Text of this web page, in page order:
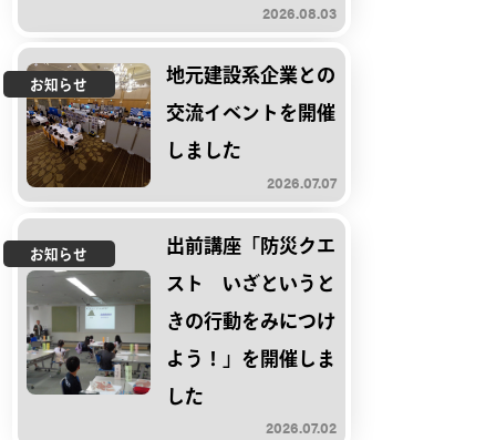
2026.08.03
地元建設系企業との
交流イベントを開催
しました
2026.07.07
お知らせ
出前講座「防災クエ
スト いざというと
きの行動をみにつけ
よう！」を開催しま
した
2026.07.02
お知らせ